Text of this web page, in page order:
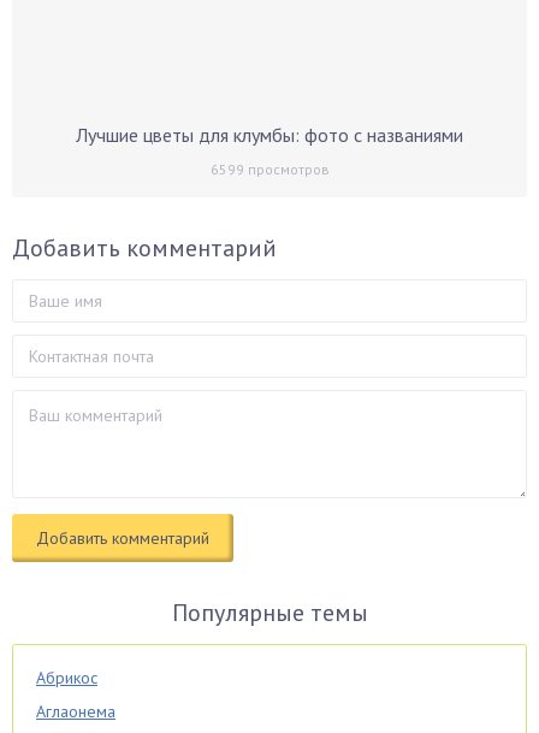
Лучшие цветы для клумбы: фото с названиями
6599 просмотров
Добавить комментарий
Популярные темы
Абрикос
Аглаонема